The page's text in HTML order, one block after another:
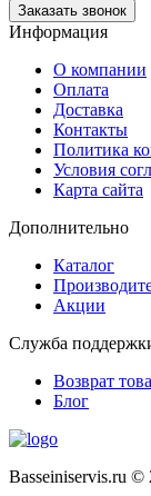
Заказать звонок
Информация
О компании
Оплата
Доставка
Контакты
Политика
Условия
Карта сайта
Дополнительно
Каталог
Акции
Служба
Возврат
Блог
Basseiniservis.ru ©